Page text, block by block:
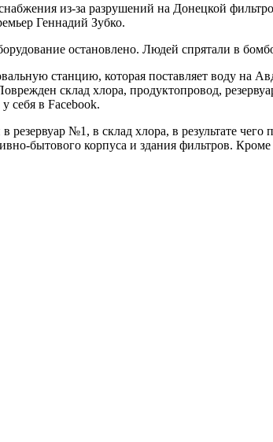
из-за разрушений на Донецкой
Геннадий Зубко.
остановлено. Людей спрятали в
станцию, которая поставляет воду на
склад хлора, продуктопровод,
себя в Facebook.
№1, в склад хлора, в результате
бытового корпуса и здания фильтров.